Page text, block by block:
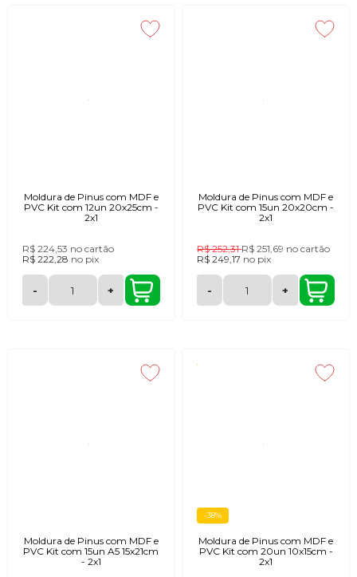
Moldura de Pinus com MDF e
PVC Kit com 12un 20x25cm -
2x1
R$ 224,53 no cartão
R$ 222,28 no pix
- +
Moldura de Pinus com MDF e
PVC Kit com 15un 20x20cm -
2x1
R$ 252,31R$ 251,69 no cartão
R$ 249,17 no pix
- +
Moldura de Pinus com MDF e
PVC Kit com 15un A5 15x21cm
- 2x1
-38%
Moldura de Pinus com MDF e
PVC Kit com 20un 10x15cm -
2x1